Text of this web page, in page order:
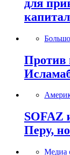
для
Против
SOFAZ
Перу,
Медиа